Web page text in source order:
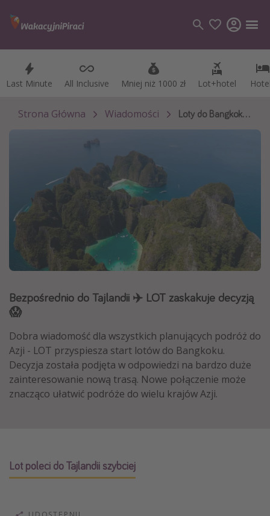
Last Minute All Inclusive Mniej niż 1000 zł Lot+hotel
Last Minute All Inclusive Mniej niż 1000 zł Lot+hotel
Kategorie
Loty
Hotele
Kierunki
Turcja
Egipt
Zanzibar
Malediwy
Azja Południowo-Wschodnia
Tajlandia
Wszystkie kierunki
Wakacje Last Minute
Wakacje All Inclusive
Strona Główna Wiadomości Loty do Bangkoku wystartują wcześniej
Bezpośrednio do Tajlandii ✈️ LOT zaskakuje decyzją
😱
Dobra wiadomość dla wszystkich planujących podróż do
Azji - LOT przyspiesza start lotów do Bangkoku.
Decyzja została podjęta w odpowiedzi na bardzo duże
zainteresowanie nową trasą. Nowe połączenie może
znacząco ułatwić podróże do wielu krajów Azji.
Lot poleci do Tajlandii szybciej